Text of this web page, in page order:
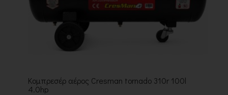
Κομπρεσέρ αέρος Cresman tornado 310r 100l
4.0hp